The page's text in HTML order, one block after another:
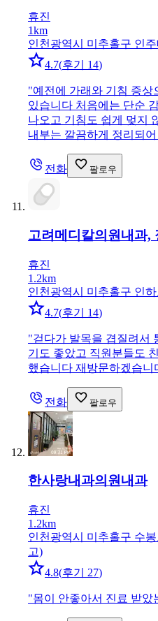
휴진
1km
인천광역시 미추홀구 인
4.7(후기 14)
"예전에 가래와 기침 증상
있습니다 처음에는 단순
나오고 기침도 쉽게 멎지
내부는 깔끔하게 정리되
전화 팔로우
고려메디칼의원 내과,
휴진
1.2km
인천광역시 미추홀구 인
4.7(후기 14)
"걷다가 발목을 겹질려서
기도 좋았고 직원분들도
했습니다 재방문하겠습니
전화 팔로우
한사랑내과의원내과
휴진
1.2km
인천광역시 미추홀구 수
고)
4.8(후기 27)
"몸이 안좋아서 진료 받았